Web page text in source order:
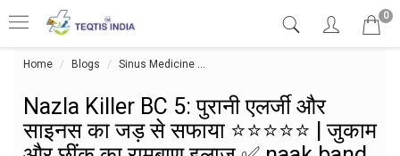
0
Home Blogs Sinus Medicine
Nazla Killer BC 5: पुरानी एलर्जी और
साइनस का जड़ से सफाया ⭐⭐⭐⭐⭐ | जुकाम